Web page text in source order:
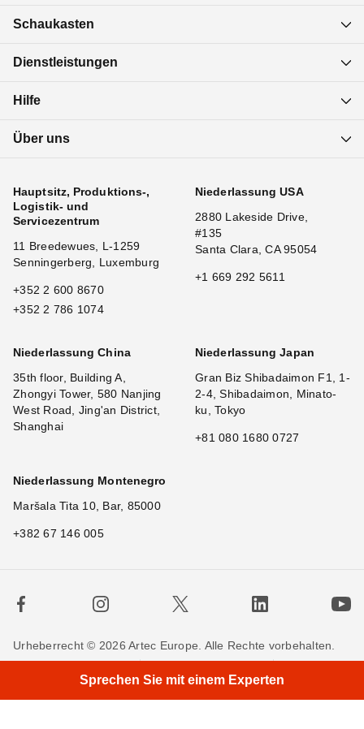
×
Schaukasten
Dienstleistungen
Hilfe
Über uns
Hauptsitz, Produktions-,
Logistik- und
Servicezentrum
11 Breedewues, L-1259
Senningerberg, Luxemburg
+352 2 600 8670
+352 2 786 1074
Niederlassung USA
2880 Lakeside Drive,
#135
Santa Clara, CA 95054
+1 669 292 5611
Niederlassung China
35th floor, Building A,
Zhongyi Tower, 580 Nanjing
West Road, Jing'an District,
Shanghai
Niederlassung Japan
Gran Biz Shibadaimon F1, 1-
2-4, Shibadaimon, Minato-
ku, Tokyo
+81 080 1680 0727
Niederlassung Montenegro
Maršala Tita 10, Bar, 85000
+382 67 146 005
Urheberrecht © 2026 Artec Europe. Alle Rechte vorbehalten.
Privatsphäre
Cookie-Richtlinien Kontakieren Sie uns
Sprechen Sie mit einem Experten